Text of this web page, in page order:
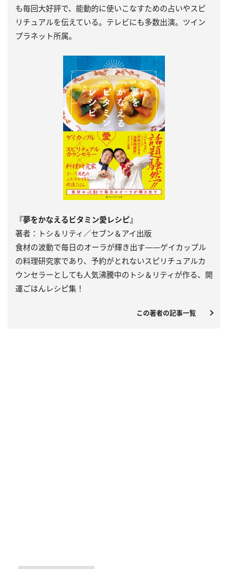
も毎回大好評で、能動的に使いこなすための占いやスピ
リチュアルを伝えている。テレビにも多数出演。ツイン
プラネット所属。
『夢をかなえるビタミン愛レシピ』
著者：トシ＆リティ／セブン＆アイ出版
食材の波動で毎日のオーラが輝き出す――ゲイカップル
の料理研究家であり、予約がとれないスピリチュアルカ
ウンセラーとしても人気沸騰中のトシ＆リティが作る、開
運ごはんレシピ集！
この著者の記事一覧